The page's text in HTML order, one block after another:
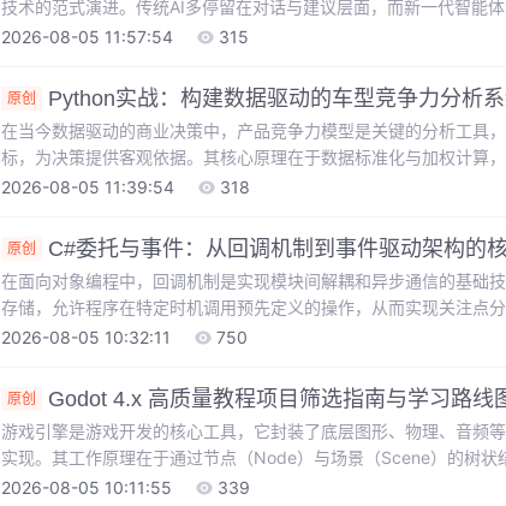
技术的范式演进。传统AI多停留在对话与建议层面，而新一代智能
理世界或数字系统的“执行”能力，实现真正的任务自动化。其技术
境中安全运行。这解决了AI与真实系统间“最后一公里”的衔接难题，
2026-08-05 11:57:54 315
原创 Python实战：构建数据驱动的车型竞争力分析
在当今数据驱动的商业决策中，产品竞争力模型是关键的分析工具
标，为决策提供客观依据。其核心原理在于数据标准化与加权计算
同量纲的数据。这项技术的价值在于将模糊的商业直觉转化为清晰
数据处理、Flask构建API服务，并融入**数据驱动决策**和**关键
2026-08-05 11:39:54 318
原创 C#委托与事件：从回调机制到事件驱动架构的
在面向对象编程中，回调机制是实现模块间解耦和异步通信的基础
存储，允许程序在特定时机调用预先定义的操作，从而实现关注点
性和可扩展性，是构建松耦合、高内聚系统的关键。在C#语言中，
发（如WPF/WinForms的事件处理）、插件系统、日志框架和异步
2026-08-05 10:32:11 750
原创 Godot 4.x 高质量教程项目筛选指南与学习路线
游戏引擎是游戏开发的核心工具，它封装了底层图形、物理、音频
实现。其工作原理在于通过节点（Node）与场景（Scene）的树
驱动交互。掌握一款高效、开源的引擎能显著降低开发门槛，加速
2026-08-05 10:11:55 339